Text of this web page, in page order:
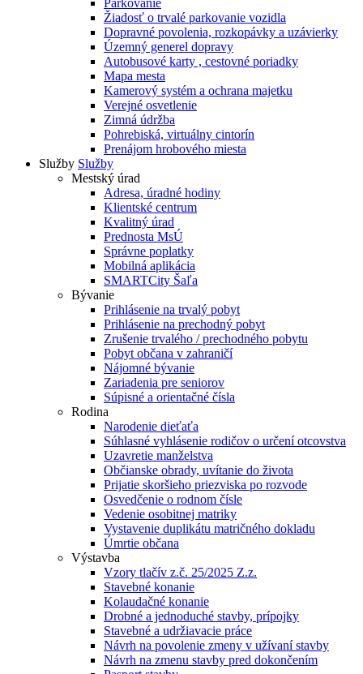
Parkovanie
Žiadosť o trvalé parkovanie vozidla
Dopravné povolenia, rozkopávky a uzávierky
Územný generel dopravy
Autobusové karty , cestovné poriadky
Mapa mesta
Kamerový systém a ochrana majetku
Verejné osvetlenie
Zimná údržba
Pohrebiská, virtuálny cintorín
Prenájom hrobového miesta
Služby Služby
Mestský úrad
Adresa, úradné hodiny
Klientské centrum
Kvalitný úrad
Prednosta MsÚ
Správne poplatky
Mobilná aplikácia
SMARTCity Šaľa
Bývanie
Prihlásenie na trvalý pobyt
Prihlásenie na prechodný pobyt
Zrušenie trvalého / prechodného pobytu
Pobyt občana v zahraničí
Nájomné bývanie
Zariadenia pre seniorov
Súpisné a orientačné čísla
Rodina
Narodenie dieťaťa
Súhlasné vyhlásenie rodičov o určení otcovstva
Uzavretie manželstva
Občianske obrady, uvítanie do života
Prijatie skoršieho priezviska po rozvode
Osvedčenie o rodnom čísle
Vedenie osobitnej matriky
Vystavenie duplikátu matričného dokladu
Úmrtie občana
Výstavba
Vzory tlačív z.č. 25/2025 Z.z.
Stavebné konanie
Kolaudačné konanie
Drobné a jednoduché stavby, prípojky
Stavebné a udržiavacie práce
Návrh na povolenie zmeny v užívaní stavby
Návrh na zmenu stavby pred dokončením